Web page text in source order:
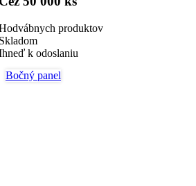
produktov
k odoslaniu
Bočný panel